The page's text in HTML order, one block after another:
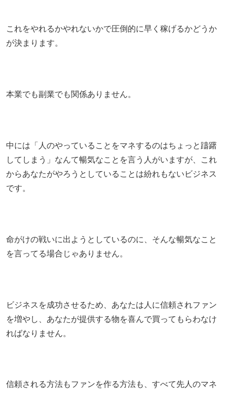
これをやれるかやれないかで圧倒的に早く稼げるかどうか
が決まります。
本業でも副業でも関係ありません。
中には「人のやっていることをマネするのはちょっと躊躇
してしまう」なんて暢気なことを言う人がいますが、これ
からあなたがやろうとしていることは紛れもないビジネス
です。
命がけの戦いに出ようとしているのに、そんな暢気なこと
を言ってる場合じゃありません。
ビジネスを成功させるため、あなたは人に信頼されファン
を増やし、あなたが提供する物を喜んで買ってもらわなけ
ればなりません。
信頼される方法もファンを作る方法も、すべて先人のマネ